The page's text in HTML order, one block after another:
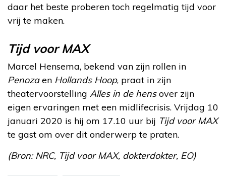
daar het beste proberen toch regelmatig tijd voor
vrij te maken.
Tijd voor MAX
Marcel Hensema, bekend van zijn rollen in
Penozaen Hollands Hoop, praat in zijn
theatervoorstelling Alles in de hensover zijn
eigen ervaringen met een midlifecrisis. Vrijdag 10
januari 2020 is hij om 17.10 uur bij Tijd voor MAX
te gast om over dit onderwerp te praten.
(Bron: NRC, Tijd voor MAX, dokterdokter, EO)